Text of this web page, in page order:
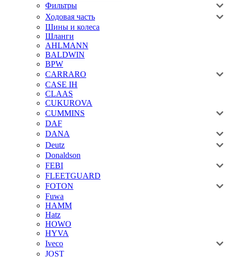
Фильтры
Ходовая часть
Шины и колеса
Шланги
AHLMANN
BALDWIN
BPW
CARRARO
CASE IH
CLAAS
CUKUROVA
CUMMINS
DAF
DANA
Deutz
Donaldson
FEBI
FLEETGUARD
FOTON
Fuwa
HAMM
Hatz
HOWO
HYVA
Iveco
JOST